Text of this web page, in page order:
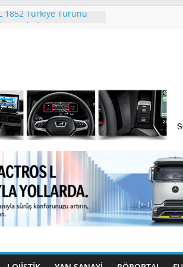
1852 Türkiye Turunu
SKYLINER OLDU
Türk Dijital
Filo Yönetiminde Yeni
Türk Gençleri